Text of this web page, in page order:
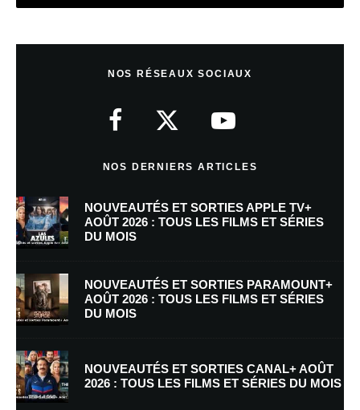
E-mail*
NOS RÉSEAUX SOCIAUX
NOS DERNIERS ARTICLES
NOUVEAUTÉS ET SORTIES APPLE TV+
AOÛT 2026 : TOUS LES FILMS ET SÉRIES
DU MOIS
NOUVEAUTÉS ET SORTIES PARAMOUNT+
AOÛT 2026 : TOUS LES FILMS ET SÉRIES
DU MOIS
NOUVEAUTÉS ET SORTIES CANAL+ AOÛT
2026 : TOUS LES FILMS ET SÉRIES DU MOIS